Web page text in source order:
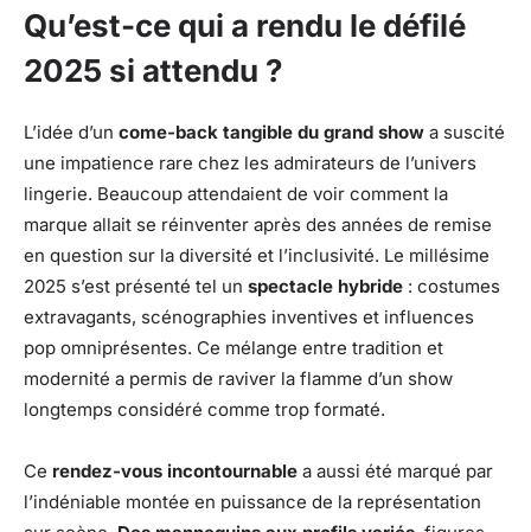
Qu’est-ce qui a rendu le défilé
2025 si attendu ?
L’idée d’un come-back tangible du grand show a suscité
une impatience rare chez les admirateurs de l’univers
lingerie. Beaucoup attendaient de voir comment la
marque allait se réinventer après des années de remise
en question sur la diversité et l’inclusivité. Le millésime
2025 s’est présenté tel un spectacle hybride : costumes
extravagants, scénographies inventives et influences
pop omniprésentes. Ce mélange entre tradition et
modernité a permis de raviver la flamme d’un show
longtemps considéré comme trop formaté.
Ce rendez-vous incontournable a aussi été marqué par
l’indéniable montée en puissance de la représentation